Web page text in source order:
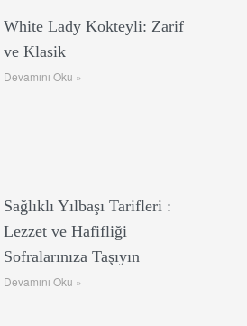
White Lady Kokteyli: Zarif
ve Klasik
Devamını Oku »
Sağlıklı Yılbaşı Tarifleri :
Lezzet ve Hafifliği
Sofralarınıza Taşıyın
Devamını Oku »